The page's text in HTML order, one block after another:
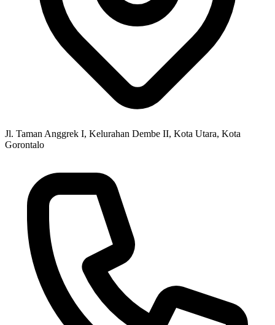
Jl. Taman Anggrek I, Kelurahan Dembe II, Kota Utara, Kota
Gorontalo